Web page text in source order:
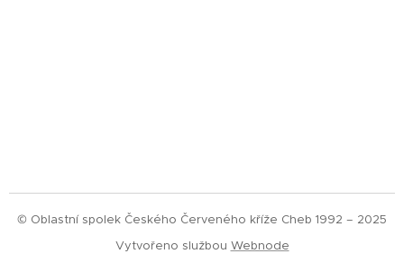
© Oblastní spolek Českého Červeného kříže Cheb 1992 – 2025
Vytvořeno službou Webnode